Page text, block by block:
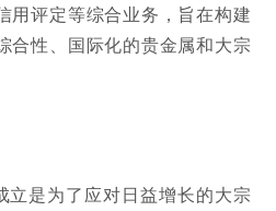
用评定等综合业务，旨在构建
合性、国际化的贵金属和大宗
立是为了应对日益增长的大宗